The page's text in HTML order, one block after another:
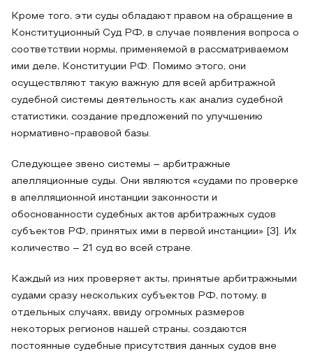
Кроме того, эти суды обладают правом на обращение в
Конституционный Суд РФ, в случае появления вопроса о
соответствии нормы, применяемой в рассматриваемом
ими деле, Конституции РФ. Помимо этого, они
осуществляют такую важную для всей арбитражной
судебной системы деятельность как анализ судебной
статистики, создание предложений по улучшению
нормативно-правовой базы.
Следующее звено системы – арбитражные
апелляционные суды. Они являются «судами по проверке
в апелляционной инстанции законности и
обоснованности судебных актов арбитражных судов
субъектов РФ, принятых ими в первой инстанции» [3]. Их
количество – 21 суд во всей стране.
Каждый из них проверяет акты, принятые арбитражными
судами сразу нескольких субъектов РФ, потому, в
отдельных случаях, ввиду огромных размеров
некоторых регионов нашей страны, создаются
постоянные судебные присутствия данных судов вне